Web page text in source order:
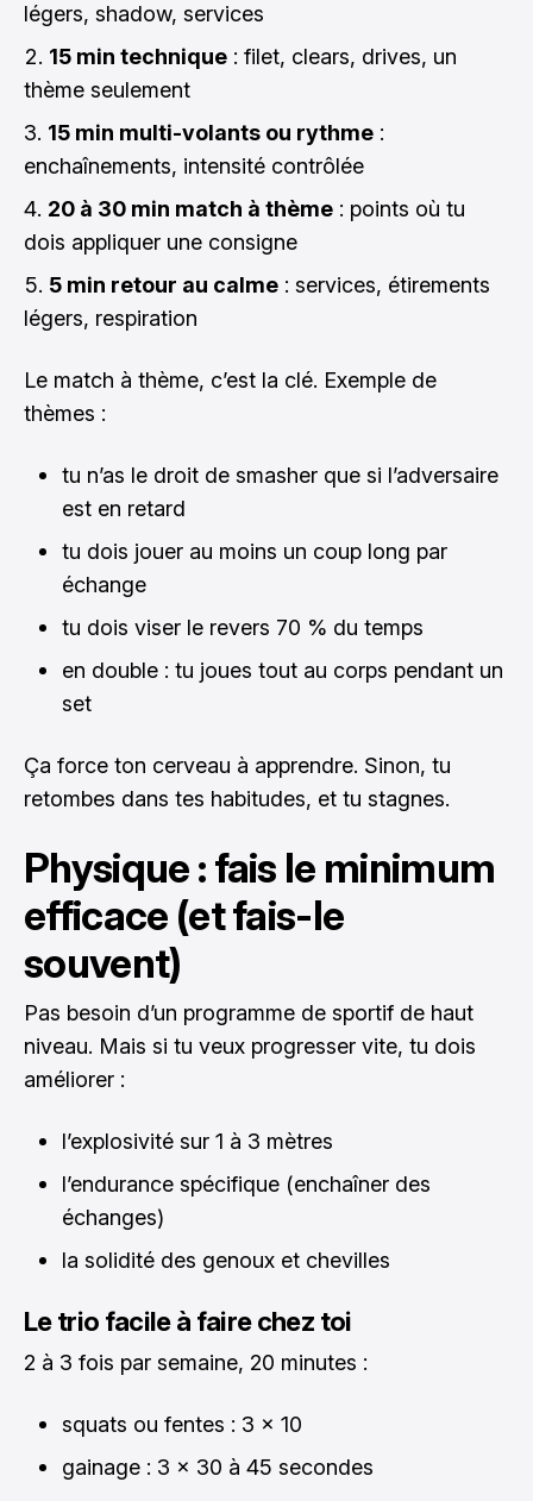
légers, shadow, services
15 min technique : filet, clears, drives, un
thème seulement
15 min multi-volants ou rythme :
enchaînements, intensité contrôlée
20 à 30 min match à thème : points où tu
dois appliquer une consigne
5 min retour au calme : services, étirements
légers, respiration
Le match à thème, c’est la clé. Exemple de
thèmes :
tu n’as le droit de smasher que si l’adversaire
est en retard
tu dois jouer au moins un coup long par
échange
tu dois viser le revers 70 % du temps
en double : tu joues tout au corps pendant un
set
Ça force ton cerveau à apprendre. Sinon, tu
retombes dans tes habitudes, et tu stagnes.
Physique : fais le minimum
efficace (et fais-le
souvent)
Pas besoin d’un programme de sportif de haut
niveau. Mais si tu veux progresser vite, tu dois
améliorer :
l’explosivité sur 1 à 3 mètres
l’endurance spécifique (enchaîner des
échanges)
la solidité des genoux et chevilles
Le trio facile à faire chez toi
2 à 3 fois par semaine, 20 minutes :
squats ou fentes : 3 x 10
gainage : 3 x 30 à 45 secondes